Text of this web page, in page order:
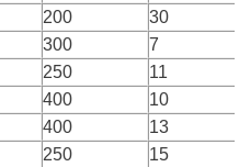
200
30
300
7
250
11
400
10
400
13
250
15